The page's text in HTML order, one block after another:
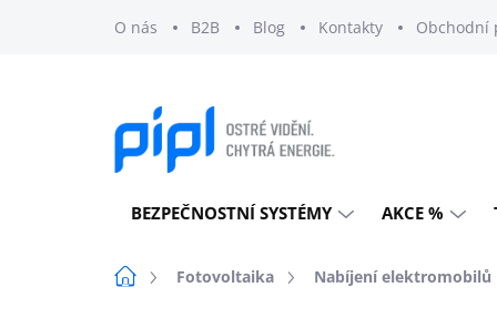
O nás B2B Blog Kontakty Obchodní
BEZPEČNOSTNÍ SYSTÉMY AKCE %
DomůFotovoltaika Nabíjení elektromobilů